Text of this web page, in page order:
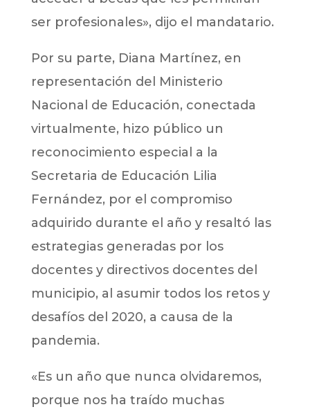
ser profesionales», dijo el mandatario.
Por su parte, Diana Martínez, en
representación del Ministerio
Nacional de Educación, conectada
virtualmente, hizo público un
reconocimiento especial a la
Secretaria de Educación Lilia
Fernández, por el compromiso
adquirido durante el año y resaltó las
estrategias generadas por los
docentes y directivos docentes del
municipio, al asumir todos los retos y
desafíos del 2020, a causa de la
pandemia.
«Es un año que nunca olvidaremos,
porque nos ha traído muchas